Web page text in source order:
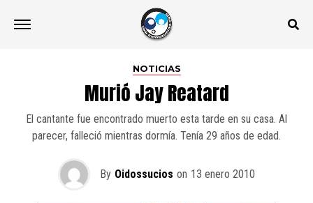
NOTICIAS
Murió Jay Reatard
El cantante fue encontrado muerto esta tarde en su casa. Al
parecer, falleció mientras dormía. Tenía 29 años de edad.
By Oidossucios on 13 enero 2010